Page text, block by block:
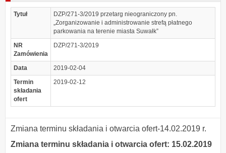
Tytuł
DZP/271-3/2019 przetarg nieograniczony pn.
„Zorganizowanie i administrowanie strefą płatnego
parkowania na terenie miasta Suwałk”
NR
Zamówienia
DZP/271-3/2019
Data
2019-02-04
Termin
składania
ofert
2019-02-12
Zmiana terminu składania i otwarcia ofert-14.02.2019 r.
Zmiana terminu składania i otwarcia ofert: 15.02.2019